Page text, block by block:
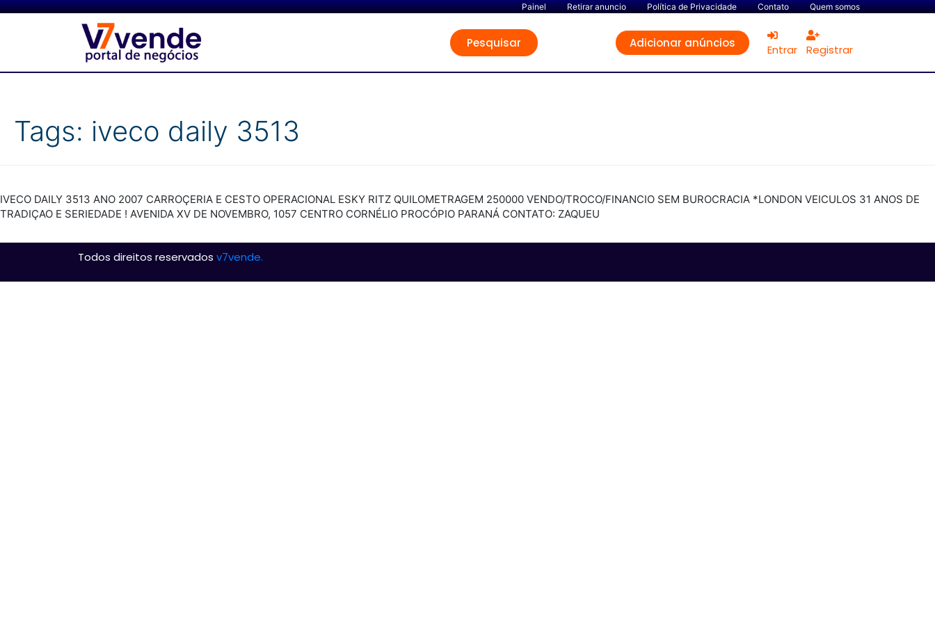
Painel Retirar anuncio Política de Privacidade Contato Quem somos
Pesquisar Adicionar anúncios Entrar Registrar
Tags: iveco daily 3513
IVECO DAILY 3513 ANO 2007 CARROÇERIA E CESTO OPERACIONAL ESKY RITZ QUILOMETRAGEM 250000 VENDO/TROCO/FINANCIO SEM BUROCRACIA *LONDON VEICULOS 31 ANOS DE
TRADIÇAO E SERIEDADE ! AVENIDA XV DE NOVEMBRO, 1057 CENTRO CORNÉLIO PROCÓPIO PARANÁ CONTATO: ZAQUEU
Todos direitos reservados v7vende.